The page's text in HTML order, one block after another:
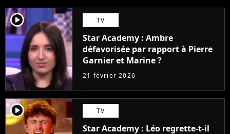
player2 TV
Star Academy : Ambre
défavorisée par rapport à Pierre
Garnier et Marine ?
21 février 2026
player2 TV
Star Academy : Léo regrette-t-il